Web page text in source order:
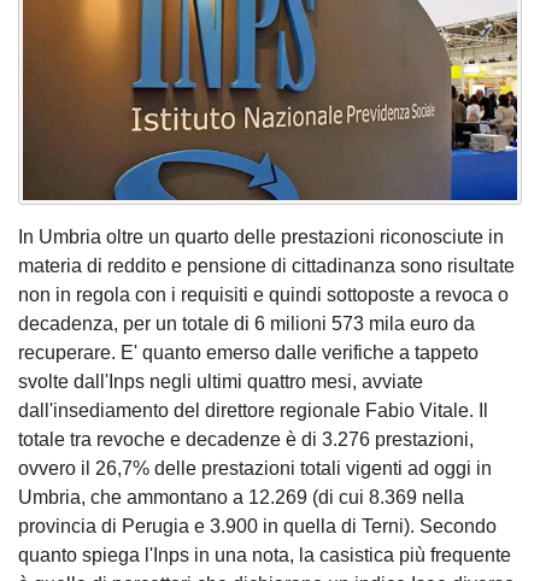
In Umbria oltre un quarto delle prestazioni riconosciute in
materia di reddito e pensione di cittadinanza sono risultate
non in regola con i requisiti e quindi sottoposte a revoca o
decadenza, per un totale di 6 milioni 573 mila euro da
recuperare. E' quanto emerso dalle verifiche a tappeto
svolte dall'Inps negli ultimi quattro mesi, avviate
dall'insediamento del direttore regionale Fabio Vitale. Il
totale tra revoche e decadenze è di 3.276 prestazioni,
ovvero il 26,7% delle prestazioni totali vigenti ad oggi in
Umbria, che ammontano a 12.269 (di cui 8.369 nella
provincia di Perugia e 3.900 in quella di Terni). Secondo
quanto spiega l'Inps in una nota, la casistica più frequente